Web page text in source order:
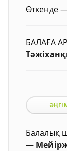
Өткенде
БАЛАҒА
Балалық
—